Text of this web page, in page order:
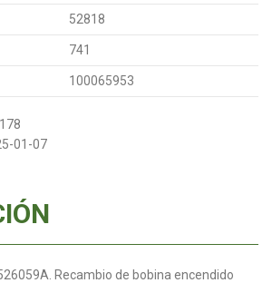
52818
741
100065953
01-07
Recambio de bobina encendido